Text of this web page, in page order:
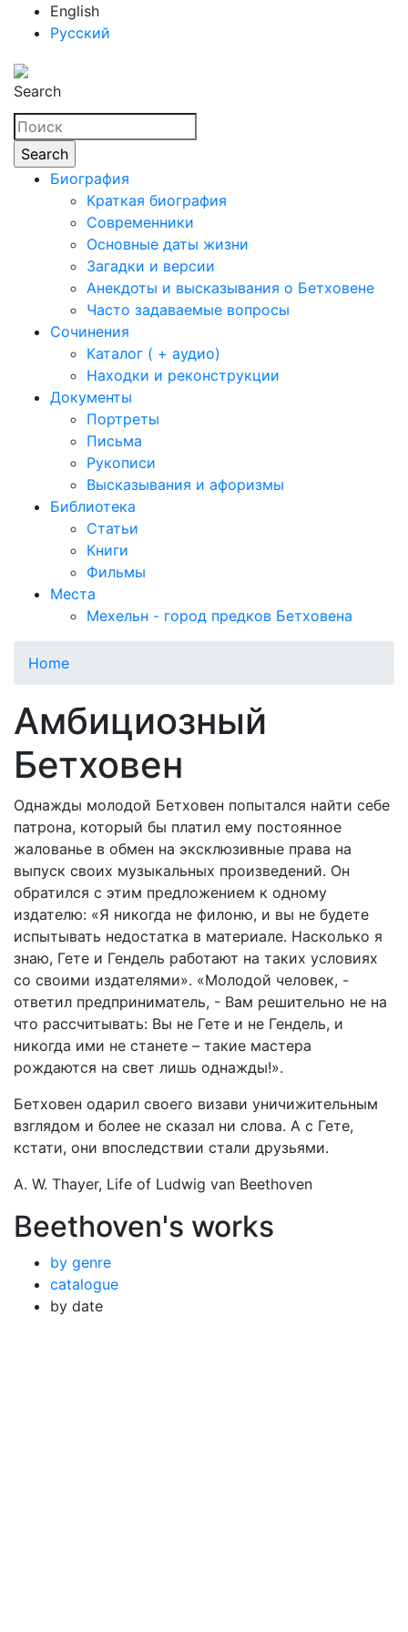
English
Русский
Search
Биография
Краткая биография
Современники
Основные даты жизни
Загадки и версии
Анекдоты и высказывания о Бетховене
Часто задаваемые вопросы
Сочинения
Каталог ( + аудио)
Находки и реконструкции
Документы
Портреты
Письма
Рукописи
Высказывания и афоризмы
Библиотека
Статьи
Книги
Фильмы
Места
Мехельн - город предков Бетховена
Home
Амбициозный
Бетховен
Однажды молодой Бетховен попытался найти себе
патрона, который бы платил ему постоянное
жалованье в обмен на эксклюзивные права на
выпуск своих музыкальных произведений. Он
обратился с этим предложением к одному
издателю: «Я никогда не филоню, и вы не будете
испытывать недостатка в материале. Насколько я
знаю, Гете и Гендель работают на таких условиях
со своими издателями». «Молодой человек, -
ответил предприниматель, - Вам решительно не на
что рассчитывать: Вы не Гете и не Гендель, и
никогда ими не станете – такие мастера
рождаются на свет лишь однажды!».
Бетховен одарил своего визави уничижительным
взглядом и более не сказал ни слова. А с Гете,
кстати, они впоследствии стали друзьями.
A. W. Thayer, Life of Ludwig van Beethoven
Beethoven's works
by genre
catalogue
by date